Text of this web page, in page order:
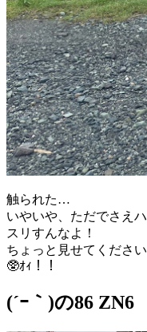
触られた…
いやいや、ただでさえ
スリすんなよ！
ちょっと見せてくださ
🥸ｵｨ！！
(´ｰ｀)の86 ZN6